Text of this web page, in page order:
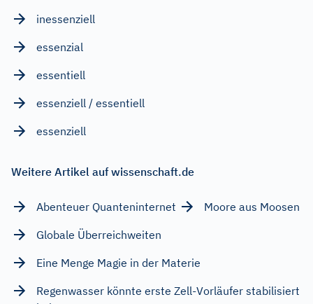
inessenziell
essenzial
essentiell
essenziell / essentiell
essenziell
Weitere Artikel auf wissenschaft.de
Abenteuer Quanteninternet
Moore aus Moosen
Globale Überreichweiten
Eine Menge Magie in der Materie
Regenwasser könnte erste Zell-Vorläufer stabilisiert